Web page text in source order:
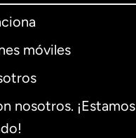
móviles
nosotros. ¡Estamos